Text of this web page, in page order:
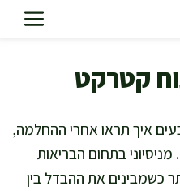
קטרקט
איך תראו אחרי ההחלמה,
מניסיוני בתחום הבריאות
כשמבינים את ההבדל בין